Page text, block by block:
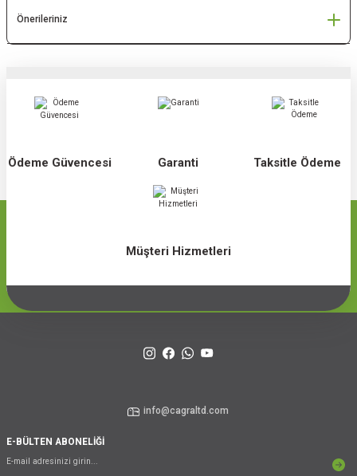
Önerileriniz
Ödeme Güvencesi Garanti Taksitle Ödeme
Müşteri Hizmetleri
info@cagraltd.com
E-BÜLTEN ABONELİĞİ